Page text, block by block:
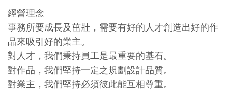
經營理念
事務所要成長及茁壯，需要有好的人才創造出好的作
品來吸引好的業主。
對人才，我們秉持員工是最重要的基石。
對作品，我們堅持一定之規劃設計品質。
對業主，我們堅持必須彼此能互相尊重。